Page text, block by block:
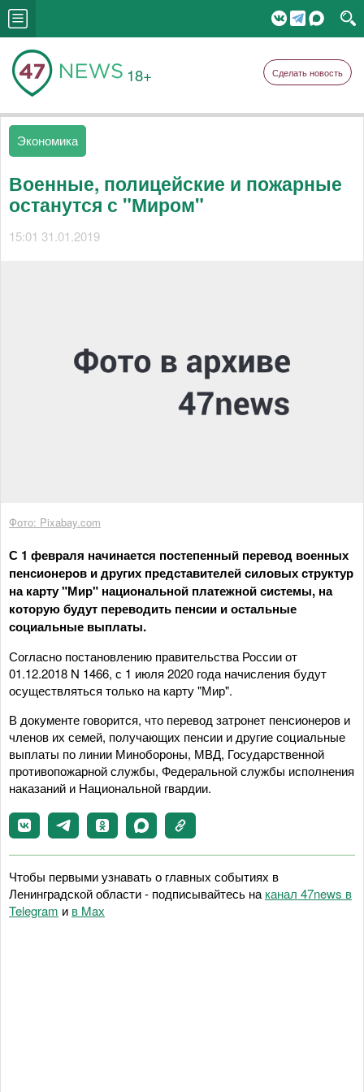
18+ Сделать новость
Экономика
Военные, полицейские и пожарные
останутся с "Миром"
15:01 31.01.2019
Фото: Pixabay.com
С 1 февраля начинается постепенный перевод военных
пенсионеров и других представителей силовых структур
на карту "Мир" национальной платежной системы, на
которую будут переводить пенсии и остальные
социальные выплаты.
Согласно постановлению правительства России от
01.12.2018 N 1466, с 1 июля 2020 года начисления будут
осуществляться только на карту "Мир".
В документе говорится, что перевод затронет пенсионеров и
членов их семей, получающих пенсии и другие социальные
выплаты по линии Минобороны, МВД, Государственной
противопожарной службы, Федеральной службы исполнения
наказаний и Национальной гвардии.
Чтобы первыми узнавать о главных событиях в
Ленинградской области - подписывайтесь на канал 47news в
Telegram и в Maх